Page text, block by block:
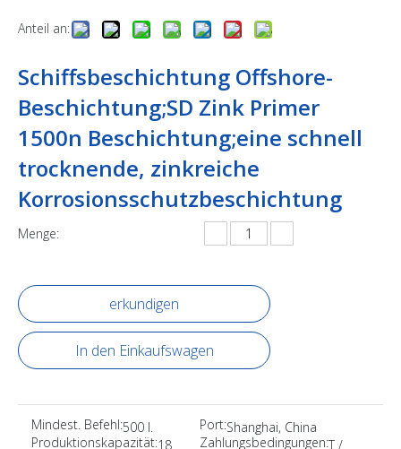
Anteil an:
Schiffsbeschichtung Offshore-
Beschichtung;SD Zink Primer
1500n Beschichtung;eine schnell
trocknende, zinkreiche
Korrosionsschutzbeschichtung
Menge:
erkundigen
In den Einkaufswagen
Mindest. Befehl:500 l. Port:Shanghai, China
Produktionskapazität:18
Zahlungsbedingungen:T /